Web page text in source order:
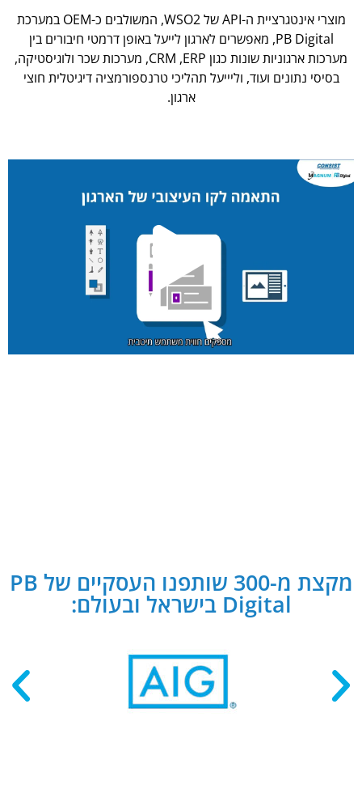
מוצרי אינטגרציית ה-API של WSO2, המשולבים כ-OEM במערכת
PB Digital, מאפשרים לארגון לייעל באופן דרמטי חיבורים בין
מערכות ארגוניות שונות כגון CRM ,ERP, מערכות שכר ולוגיסטיקה,
בסיסי נתונים ועוד, וליייעל תהליכי טרנספורמציה דיגיטלית חוצי
ארגון.
מקצת מ-300 שותפנו העסקיים של PB
Digital בישראל ובעולם: